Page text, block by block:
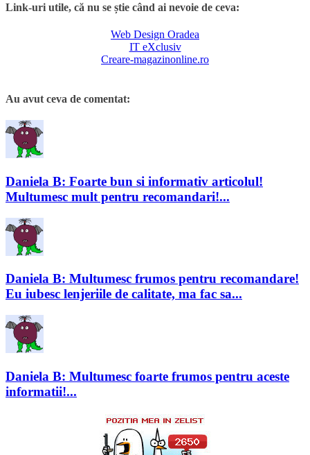
Link-uri utile, că nu se știe când ai nevoie de ceva:
Web Design Oradea
IT eXclusiv
Creare-magazinonline.ro
Au avut ceva de comentat:
Daniela B: Foarte bun si informativ articolul!
Multumesc mult pentru recomandari!...
Daniela B: Multumesc frumos pentru recomandare!
Eu iubesc lenjeriile de calitate, ma fac sa...
Daniela B: Multumesc foarte frumos pentru aceste
informatii!...